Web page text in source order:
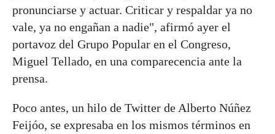
pronunciarse y actuar. Criticar y respaldar ya no
vale, ya no engañan a nadie", afirmó ayer el
portavoz del Grupo Popular en el Congreso,
Miguel Tellado, en una comparecencia ante la
prensa.
Poco antes, un hilo de Twitter de Alberto Núñez
Feijóo, se expresaba en los mismos términos en